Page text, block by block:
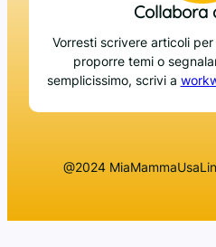
Collabora
Vorresti scrivere articoli per
proporre temi o
semplicissimo, scrivi a
@2024